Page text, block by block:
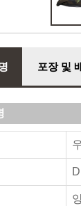
포장 및